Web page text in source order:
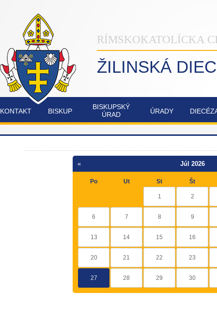
RÍMSKOKATOLÍCKA
ŽILINSKÁ
KONTAKT BISKUP
BISKUPSKÝ
ÚRAD
ÚRADY
INŠTITÚT
NAŠA
DIECÉZA
JUBILEJNÝ
ROK
« Júl 2026
Po Ut St Št
1 2
6 7 8 9
13 14 15 16
20 21 22 23
27 28 29 30